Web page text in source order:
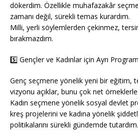
dökerdim. Özellikle muhafazakâr
zamanı değil, sürekli temas kurardım.
Milli, yerli söylemlerden çekinmez,
bırakmazdım.
5️⃣ Gençler ve Kadınlar için Ayrı Program
Genç seçmene yönelik yeni bir eğitim,
vizyonu açıklar, bunu çok net
Kadın seçmene yönelik sosyal devlet
kreş projelerini ve kadına yönelik
politikalarını sürekli gündemde tutardım.